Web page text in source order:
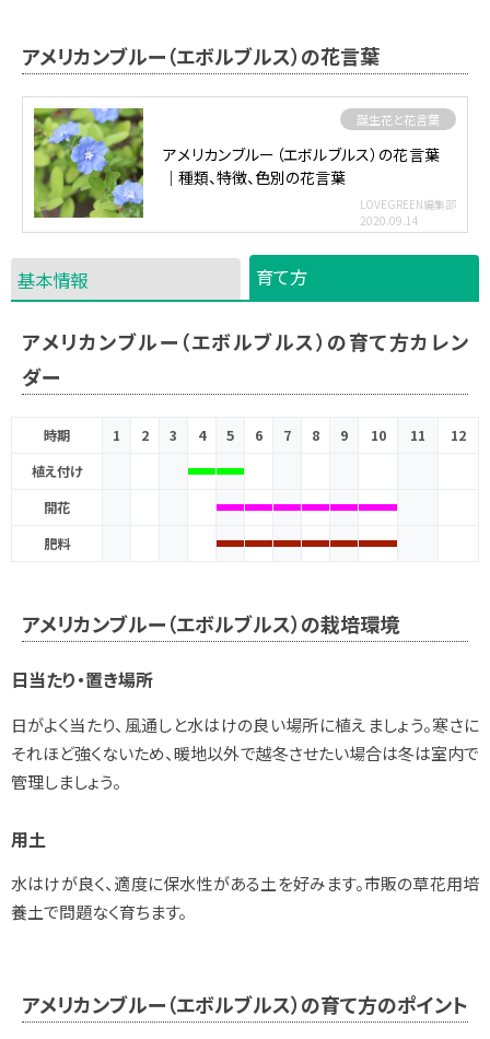
アメリカンブルー（エボルブルス）の花言葉
誕生花と花言葉
アメリカンブルー（エボルブルス）の花言葉
｜種類、特徴、色別の花言葉
LOVEGREEN編集部
2020.09.14
基本情報 育て方
アメリカンブルー（エボルブルス）の育て方カレン
ダー
時期 1 2 3 4 5 6 7 8 9 10 11
12
植え付け
開花
肥料
アメリカンブルー（エボルブルス）の栽培環境
日当たり・置き場所
日がよく当たり、風通しと水はけの良い場所に植えましょう。寒さに
それほど強くないため、暖地以外で越冬させたい場合は冬は室内で
管理しましょう。
用土
水はけが良く、適度に保水性がある土を好みます。市販の草花用培
養土で問題なく育ちます。
アメリカンブルー（エボルブルス）の育て方のポイント